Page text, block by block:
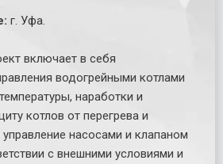
г. Уфа.
включает в себя
водогрейными котлами
наработки и
котлов от перегрева и
насосами и клапаном
с внешними условиями и